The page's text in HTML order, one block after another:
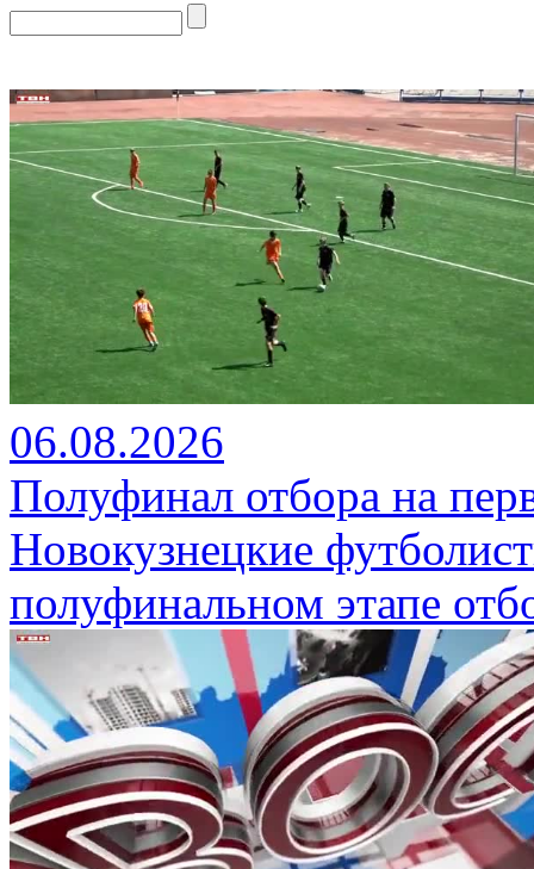
06.08.2026
Полуфинал отбора на
Новокузнецкие
полуфинальном этапе